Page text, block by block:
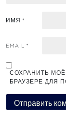
ИМЯ *
EMAIL *
СОХРАНИТЬ МОЁ
БРАУЗЕРЕ ДЛЯ